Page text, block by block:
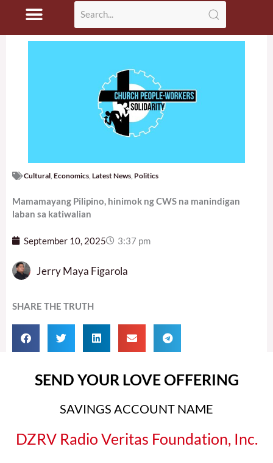
Cultural Economics Latest News Politics
Mamamayang Pilipino, hinimok ng CWS na manindigan
laban sa katiwalian
September 10, 2025 3:37 pm
Jerry Maya Figarola
SHARE THE TRUTH
SEND YOUR LOVE OFFERING
SAVINGS ACCOUNT NAME
DZRV Radio Veritas Foundation, Inc.